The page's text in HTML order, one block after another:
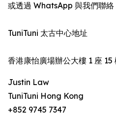
或透過 WhatsApp 與我們聯絡
TuniTuni 太古中心地址
香港康怡廣場辦公大樓 1 座 15
Justin Law
TuniTuni Hong Kong
+852 9745 7347